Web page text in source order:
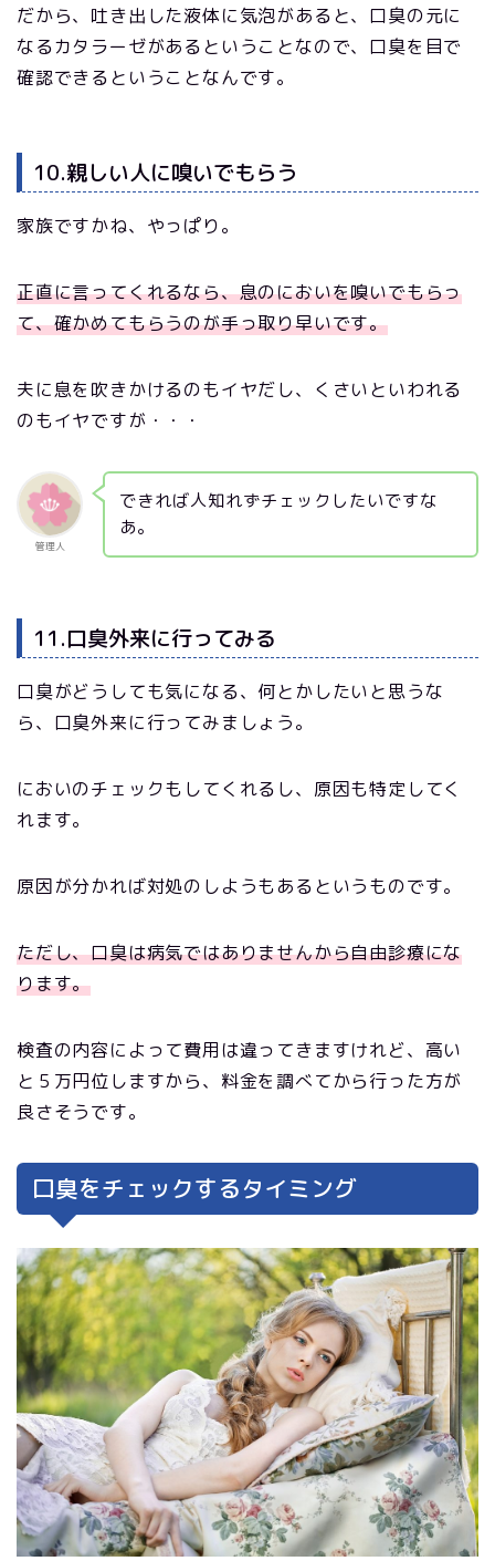
だから、吐き出した液体に気泡があると、口臭の元に
なるカタラーゼがあるということなので、口臭を目で
確認できるということなんです。
10.親しい人に嗅いでもらう
家族ですかね、やっぱり。
正直に言ってくれるなら、息のにおいを嗅いでもらっ
て、確かめてもらうのが手っ取り早いです。
夫に息を吹きかけるのもイヤだし、くさいといわれる
のもイヤですが・・・
管理人
できれば人知れずチェックしたいですな
あ。
11.口臭外来に行ってみる
口臭がどうしても気になる、何とかしたいと思うな
ら、口臭外来に行ってみましょう。
においのチェックもしてくれるし、原因も特定してく
れます。
原因が分かれば対処のしようもあるというものです。
ただし、口臭は病気ではありませんから自由診療にな
ります。
検査の内容によって費用は違ってきますけれど、高い
と５万円位しますから、料金を調べてから行った方が
良さそうです。
口臭をチェックするタイミング